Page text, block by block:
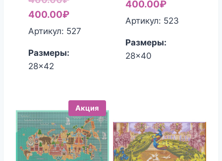
цена
составляла
400.00₽Текущая
цена:
Артикул: 527
Размеры:
28x42
цена
составляла
400.00₽Текущая
цена:
Артикул: 523
Размеры:
28x40
Акция